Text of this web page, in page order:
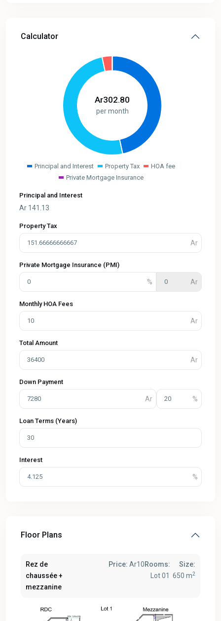
Calculator
Ar302.80
per month
Principal and Interest Property Tax
HOA fee
Private Mortgage Insurance
Principal and Interest
Ar 141.13
Property Tax
Private Mortgage Insurance (PMI)
Monthly HOA Fees
Total Amount
Down Payment
Loan Terms (Years)
Interest
Floor Plans
Rez de
chaussée +
mezzanine
Size:
650 m2
Rooms:
Lot 01
Price: Ar10